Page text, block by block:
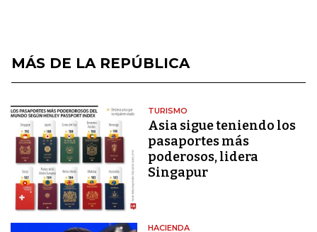
MÁS DE LA REPÚBLICA
TURISMO
Asia sigue teniendo los
pasaportes más
poderosos, lidera
Singapur
HACIENDA